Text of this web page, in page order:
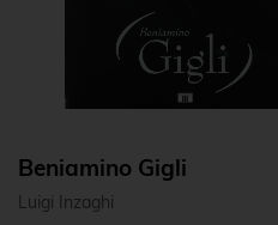
Beniamino Gigli
Luigi Inzaghi